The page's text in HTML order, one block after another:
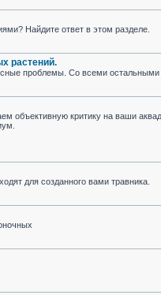
Найдите ответ в этом разделе.
растений.
проблемы. Со всеми
объективную критику на ваши
для созданного вами травника.